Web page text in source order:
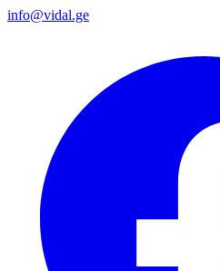
info@vidal.ge